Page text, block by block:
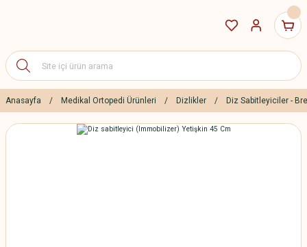
Anasayfa Medikal Ortopedi Ürünleri Dizlikler Diz Sabitleyiciler -